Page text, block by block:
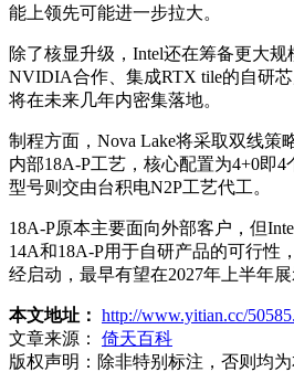
能上领先可能进一步拉大。
除了核显升级，Intel还在筹备更大
NVIDIA合作、集成RTX tile的自研
将在未来几年内密集落地。
制程方面，Nova Lake将采取双线策
内部18A-P工艺，核心配置为4+0即
型号则交由台积电N2P工艺代工。
18A-P原本主要面向外部客户，但
14A和18A-P用于自研产品的可行性
经启动，最早有望在2027年上半年展
本文地址： http://www.yitian.cc/
文章来源：
倚天百科
版权声明： 除非特别标注，否则均